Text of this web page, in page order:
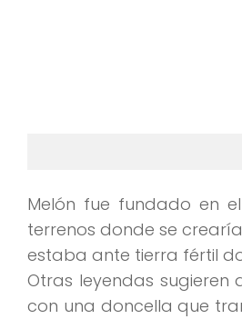
Melón fue fundado en
terrenos donde se
estaba ante tierra fértil
Otras leyendas
con una doncella que